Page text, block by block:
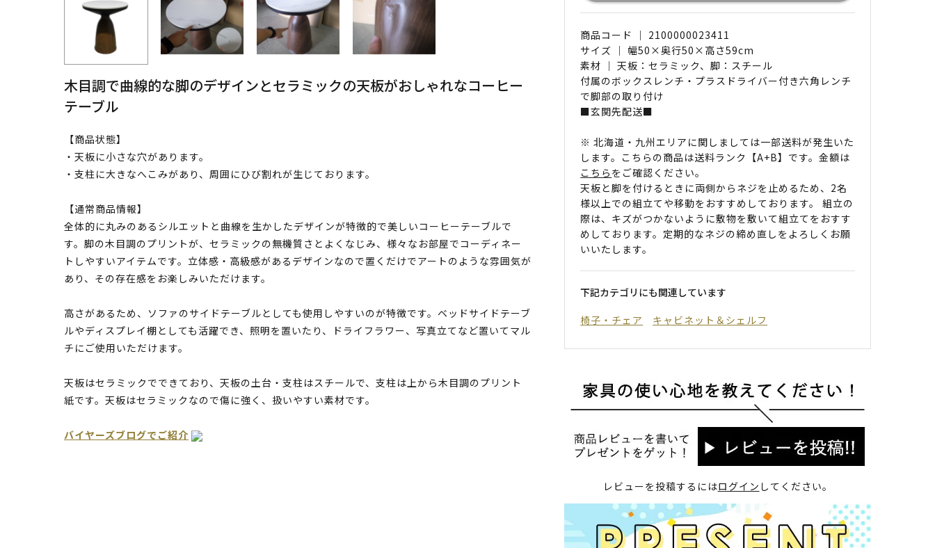
木目調で曲線的な脚のデザインとセラミックの天板がおしゃれなコーヒー
テーブル
【商品状態】
・天板に小さな穴があります。
・支柱に大きなへこみがあり、周囲にひび割れが生じております。
【通常商品情報】
全体的に丸みのあるシルエットと曲線を生かしたデザインが特徴的で美しいコーヒーテーブルで
す。脚の木目調のプリントが、セラミックの無機質さとよくなじみ、様々なお部屋でコーディネー
トしやすいアイテムです。立体感・高級感があるデザインなので置くだけでアートのような雰囲気が
あり、その存在感をお楽しみいただけます。
高さがあるため、ソファのサイドテーブルとしても使用しやすいのが特徴です。ベッドサイドテーブ
ルやディスプレイ棚としても活躍でき、照明を置いたり、ドライフラワー、写真立てなど置いてマル
チにご使用いただけます。
天板はセラミックでできており、天板の土台・支柱はスチールで、支柱は上から木目調のプリント
紙です。天板はセラミックなので傷に強く、扱いやすい素材です。
バイヤーズブログでご紹介
商品コード ｜ 2100000023411
サイズ ｜ 幅50×奥行50×高さ59cm
素材 ｜ 天板：セラミック、脚：スチール
付属のボックスレンチ・プラスドライバー付き六角レンチ
で脚部の取り付け
■玄関先配送■
※ 北海道・九州エリアに関しましては一部送料が発生いた
します。こちらの商品は送料ランク【A+B】です。金額は
こちら をご確認ください。
天板と脚を付けるときに両側からネジを止めるため、2名
様以上での組立てや移動をおすすめしております。 組立の
際は、キズがつかないように敷物を敷いて組立てをおすす
めしております。定期的なネジの締め直しをよろしくお願
いいたします。
下記カテゴリにも関連しています
椅子・チェア
キャビネット＆シェルフ
レビューを投稿するにはログイン してください。